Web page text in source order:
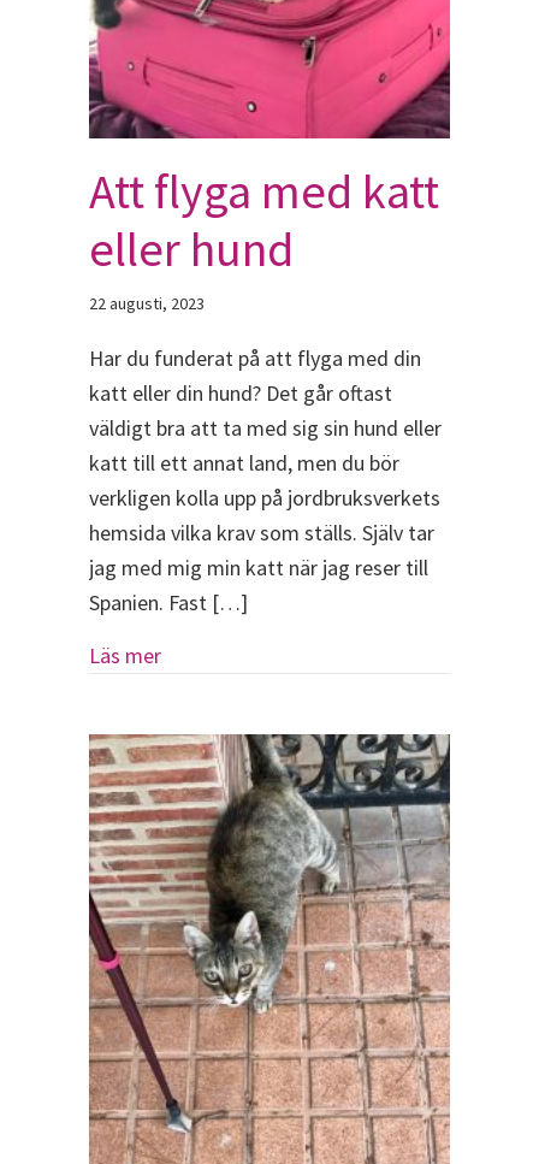
Att flyga med katt
eller hund
22 augusti, 2023
Har du funderat på att flyga med din
katt eller din hund? Det går oftast
väldigt bra att ta med sig sin hund eller
katt till ett annat land, men du bör
verkligen kolla upp på jordbruksverkets
hemsida vilka krav som ställs. Själv tar
jag med mig min katt när jag reser till
Spanien. Fast […]
Läs merabout Att flyga med katt eller hund